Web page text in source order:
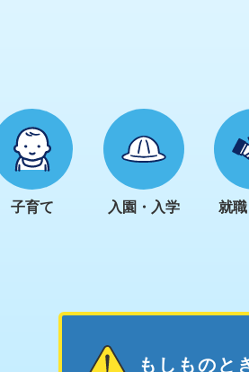
子育て 入園・入学 就
もしものと